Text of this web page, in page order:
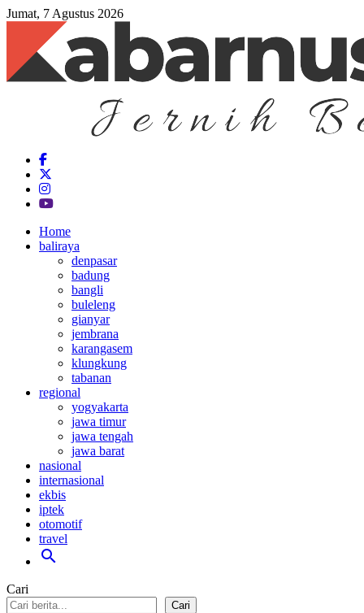
Jumat, 7 Agustus 2026
Home
baliraya
denpasar
badung
bangli
buleleng
gianyar
jembrana
karangasem
klungkung
tabanan
regional
yogyakarta
jawa timur
jawa tengah
jawa barat
nasional
internasional
ekbis
iptek
otomotif
travel
search
Cari
Cari